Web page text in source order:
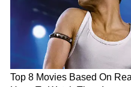
Image Credit : Getty
ஃபிட்டிங்கில்
லூஸ் ஃபிட் (Loose Fit):
மூட்டை கட்டி வையுங்கள்.